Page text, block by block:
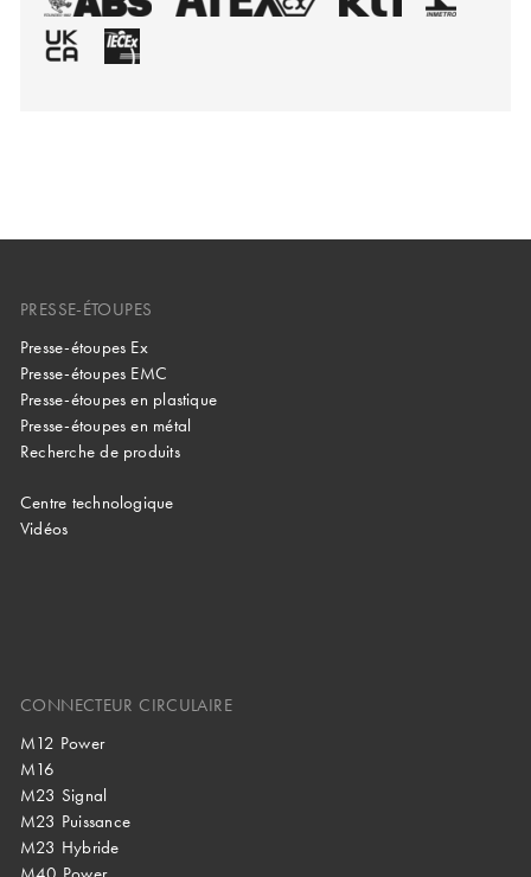
PRESSE-ÉTOUPES
Presse-étoupes Ex
Presse-étoupes EMC
Presse-étoupes en plastique
Presse-étoupes en métal
Recherche de produits
Centre technologique
Vidéos
CONNECTEUR CIRCULAIRE
M12 Power
M16
M23 Signal
M23 Puissance
M23 Hybride